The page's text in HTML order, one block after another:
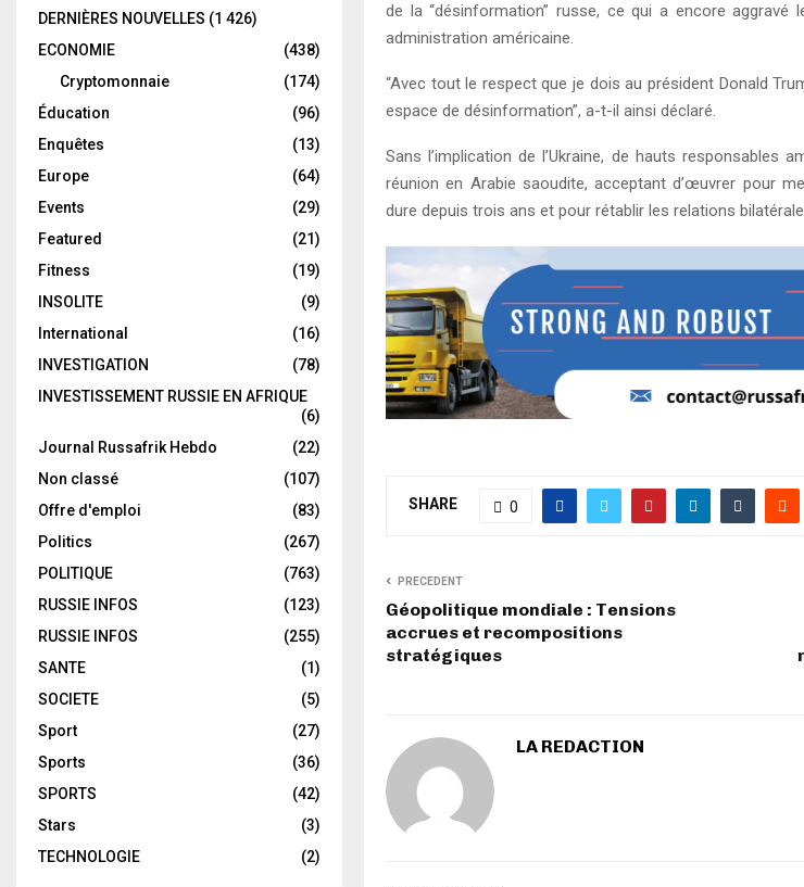
de la “désinformation” russe, ce qui a encore aggravé
administration américaine.
“Avec tout le respect que je dois au président Donald
espace de désinformation”, a-t-il ainsi déclaré.
Sans l’implication de l’Ukraine, de hauts responsables
réunion en Arabie saoudite, acceptant d’œuvrer pour
dure depuis trois ans et pour rétablir les relations
SHARE 0
PRECEDENT
Géopolitique mondiale : Tensions
accrues et recompositions
stratégiques
LA REDACTION
DERNIÈRES NOUVELLES (1 426)
ECONOMIE
(438)
Cryptomonnaie
(174)
Éducation
(96)
Enquêtes
(13)
Europe
(64)
Events
(29)
Featured
(21)
Fitness
(19)
INSOLITE
(9)
International
(16)
INVESTIGATION
(78)
INVESTISSEMENT RUSSIE EN AFRIQUE
(6)
Journal Russafrik Hebdo
(22)
Non classé
(107)
Offre d'emploi
(83)
Politics
(267)
POLITIQUE
(763)
RUSSIE INFOS
(123)
RUSSIE INFOS
(255)
SANTE
(1)
SOCIETE
(5)
Sport
(27)
Sports
(36)
SPORTS
(42)
Stars
(3)
TECHNOLOGIE
(2)